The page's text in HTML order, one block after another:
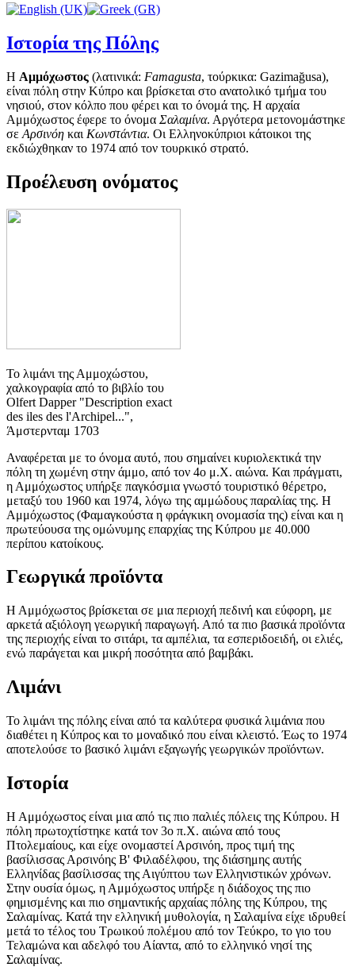
Ιστορία της Πόλης
Η Αμμόχωστος (λατινικά: Famagusta, τούρκικα: Gazimağusa),
είναι πόλη στην Κύπρο και βρίσκεται στο ανατολικό τμήμα του
νησιού, στον κόλπο που φέρει και το όνομά της. Η αρχαία
Αμμόχωστος έφερε το όνομα Σαλαμίνα. Αργότερα μετονομάστηκε
σε Αρσινόη και Κωνστάντια. Οι Ελληνοκύπριοι κάτοικοι της
εκδιώχθηκαν το 1974 από τον τουρκικό στρατό.
Προέλευση ονόματος
Το λιμάνι της Αμμοχώστου,
χαλκογραφία από το βιβλίο του
Olfert Dapper "Description exact
des iles des l'Archipel...",
Άμστερνταμ 1703
Αναφέρεται με το όνομα αυτό, που σημαίνει κυριολεκτικά την
πόλη τη χωμένη στην άμμο, από τον 4ο μ.Χ. αιώνα. Και πράγματι,
η Αμμόχωστος υπήρξε παγκόσμια γνωστό τουριστικό θέρετρο,
μεταξύ του 1960 και 1974, λόγω της αμμώδους παραλίας της. Η
Αμμόχωστος (Φαμαγκούστα η φράγκικη ονομασία της) είναι και η
πρωτεύουσα της ομώνυμης επαρχίας της Κύπρου με 40.000
περίπου κατοίκους.
Γεωργικά προϊόντα
Η Αμμόχωστος βρίσκεται σε μια περιοχή πεδινή και εύφορη, με
αρκετά αξιόλογη γεωργική παραγωγή. Από τα πιο βασικά προϊόντα
της περιοχής είναι το σιτάρι, τα αμπέλια, τα εσπεριδοειδή, οι ελιές,
ενώ παράγεται και μικρή ποσότητα από βαμβάκι.
Λιμάνι
Το λιμάνι της πόλης είναι από τα καλύτερα φυσικά λιμάνια που
διαθέτει η Κύπρος και το μοναδικό που είναι κλειστό. Έως το 1974
αποτελούσε το βασικό λιμάνι εξαγωγής γεωργικών προϊόντων.
Ιστορία
Η Αμμόχωστος είναι μια από τις πιο παλιές πόλεις της Κύπρου. Η
πόλη πρωτοχτίστηκε κατά τον 3ο π.Χ. αιώνα από τους
Πτολεμαίους, και είχε ονομαστεί Αρσινόη, προς τιμή της
βασίλισσας Αρσινόης Β' Φιλαδέλφου, της διάσημης αυτής
Ελληνίδας βασίλισσας της Αιγύπτου των Ελληνιστικών χρόνων.
Στην ουσία όμως, η Αμμόχωστος υπήρξε η διάδοχος της πιο
φημισμένης και πιο σημαντικής αρχαίας πόλης της Κύπρου, της
Σαλαμίνας. Κατά την ελληνική μυθολογία, η Σαλαμίνα είχε ιδρυθεί
μετά το τέλος του Τρωικού πολέμου από τον Τεύκρο, το γιο του
Τελαμώνα και αδελφό του Αίαντα, από το ελληνικό νησί της
Σαλαμίνας.